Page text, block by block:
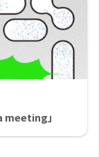
meeting」